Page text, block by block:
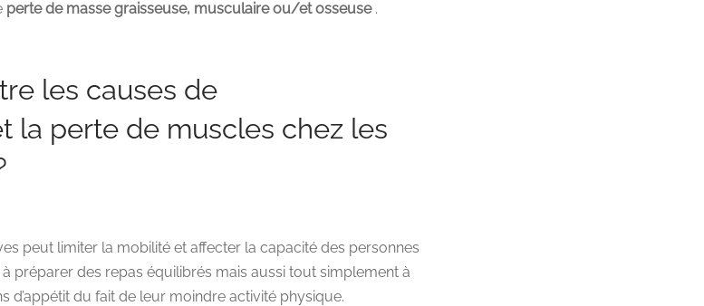
perte de masse graisseuse, musculaire ou/et osseuse.
les causes de
la perte de muscles chez les
peut limiter la mobilité et affecter la capacité des personnes
préparer des repas équilibrés mais aussi tout simplement à
d’appétit du fait de leur moindre activité physique.